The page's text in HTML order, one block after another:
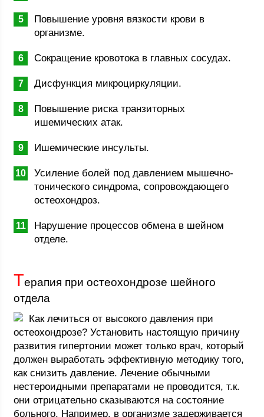
Повышение уровня вязкости крови в
организме.
Сокращение кровотока в главных сосудах.
Дисфункция микроциркуляции.
Повышение риска транзиторных
ишемических атак.
Ишемические инсульты.
Усиление болей под давлением мышечно-
тонического синдрома, сопровождающего
остеохондроз.
Нарушение процессов обмена в шейном
отделе.
Терапия при остеохондрозе шейного
отдела
Как лечиться от высокого давления при
остеохондрозе? Установить настоящую причину
развития гипертонии может только врач, который
должен выработать эффективную методику того,
как снизить давление. Лечение обычными
нестероидными препаратами не проводится, т.к.
они отрицательно сказываются на состояние
больного. Например, в организме задерживается